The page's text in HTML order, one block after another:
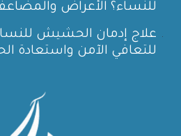
للنساء؟ الأعراض
علاج إدمان الحشيش
للتعافي الآمن واستعادة